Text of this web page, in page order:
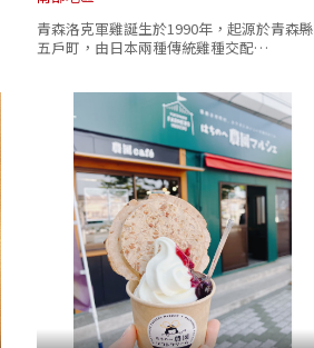
青森洛克軍雞誕生於1990年，起源於青森縣
五戶町，由日本兩種傳統雞種交配…